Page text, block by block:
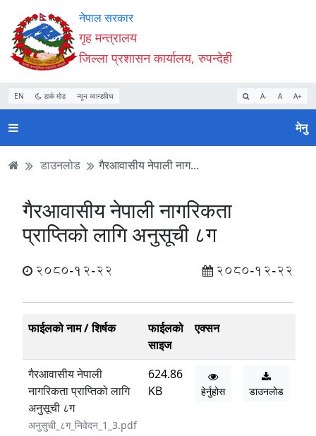
Accessibility
Mode
सुरु
गर्नुहोस्
सामाग्री
पढ्नुहाेस्
नेभिगेसन
पढ्नुहाेस्
वेबसाइट
खोजमा
जानुहोस्
नेपाल सरकार
गृह मन्त्रालय
जिल्ला प्रशासन कार्यालय, रुपन्देही
EN डार्क मोड न्यून व्यान्डविथ A- A A+
मेनु
डाउनलोड गैरआवासीय नेपाली नाग...
गैरआवासीय नेपाली नागरिकता
प्राप्तिको लागि अनुसूची ८ग
2080-12-22 2080-12-22
फाईलको नाम / शिर्षक
फाईलको
साइज
एक्सन
गैरआवासीय नेपाली
नागरिकता प्राप्तिको लागि
अनुसूची ८ग
अनुसुची_८ग_निवेदन_1_3.pdf
624.86
KB
हेर्नुहोस डाउनलोड